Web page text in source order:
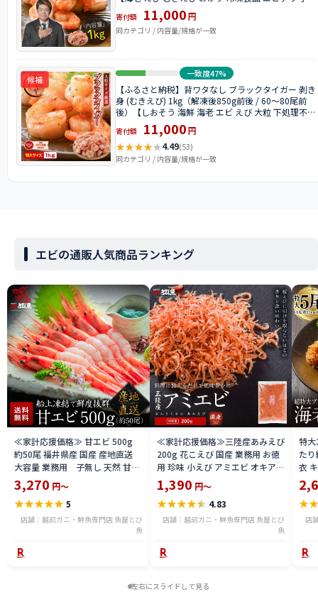
いらず 背ワタなし aj 】 [e70-a006]
寄付額 11,000円
同カテゴリ / 内容量/規格が一致
候補
一致度47%
【ふるさと納税】背ワタなし ブラックタイガー 剥き
身 (むきえび) 1kg（解凍後850g前後 / 60〜80尾前
後）【しおそう 海鮮 海老 エビ えび 大粒 下処理不要
簡単 便利 冷凍 惣菜 総菜 ストック お中元 お歳暮 ギ
フト 贈り物】
寄付額 11,000円
★★★★★4.49(53)
同カテゴリ / 内容量/規格が一致
エビの通販人気商品ランキング
≪家計応援価格≫ 甘エビ 500g
約50尾 福井県産 国産 産地直送
大容量 業務用 子無し 天然 甘く
て美味しい あまえび アマエビ お
刺身 お寿司 バーベキュー 船上凍
結 送料無料 amaebis
3,270 円～
★★★★★5
店舗：越前ガニ・鮮魚専門店 魚屋とび
魚
≪家計応援価格≫三陸産あみえび
200g 花こえび 国産 業務用 お徳
用 珍味 小えび アミエビ オキアミ
干しエビ 海老 お好み焼き チャー
ハン 焼きそば かき揚げ おつまみ
送料無料 amiebi2504
1,390 円～
★★★★★ 4.83
店舗：越前ガニ・鮮魚専門店 魚屋とび
魚
特
た
衣
料
★
店
左右にスライドして見る